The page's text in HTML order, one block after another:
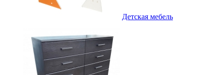
Детская мебель